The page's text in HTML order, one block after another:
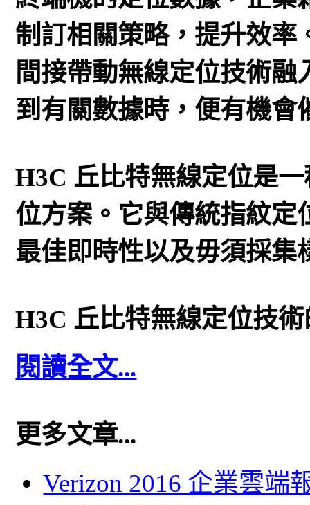
制訂相關策略，提升效率
間接帶動無線定位技術
到有關數據時，便有機會
H3C 丘比特無線定位是
位方案。它與傳統指紋定
最佳即時性以及毋須採集
H3C 丘比特無線定位技
閱讀全文...
更多文章...
Verizon 2016 企業雲端